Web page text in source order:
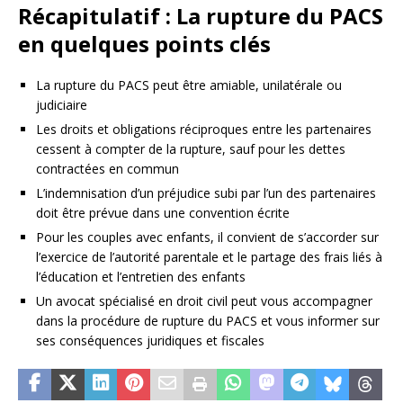
Récapitulatif : La rupture du PACS
en quelques points clés
La rupture du PACS peut être amiable, unilatérale ou
judiciaire
Les droits et obligations réciproques entre les partenaires
cessent à compter de la rupture, sauf pour les dettes
contractées en commun
L’indemnisation d’un préjudice subi par l’un des partenaires
doit être prévue dans une convention écrite
Pour les couples avec enfants, il convient de s’accorder sur
l’exercice de l’autorité parentale et le partage des frais liés à
l’éducation et l’entretien des enfants
Un avocat spécialisé en droit civil peut vous accompagner
dans la procédure de rupture du PACS et vous informer sur
ses conséquences juridiques et fiscales